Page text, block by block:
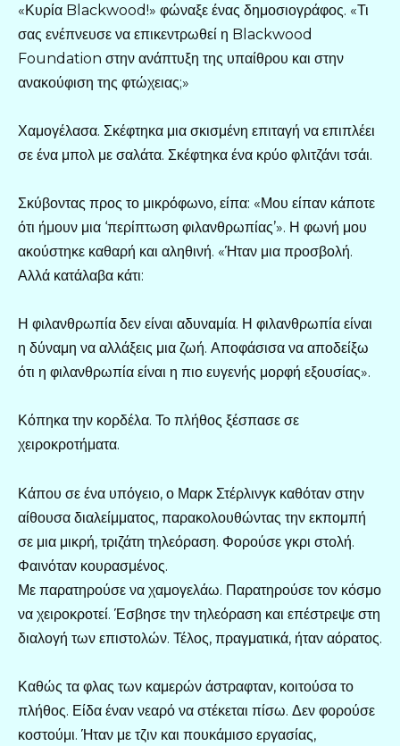
«Κυρία Blackwood!» φώναξε ένας δημοσιογράφος. «Τι
σας ενέπνευσε να επικεντρωθεί η Blackwood
Foundation στην ανάπτυξη της υπαίθρου και στην
ανακούφιση της φτώχειας;»
Χαμογέλασα. Σκέφτηκα μια σκισμένη επιταγή να επιπλέει
σε ένα μπολ με σαλάτα. Σκέφτηκα ένα κρύο φλιτζάνι τσάι.
Σκύβοντας προς το μικρόφωνο, είπα: «Μου είπαν κάποτε
ότι ήμουν μια ‘περίπτωση φιλανθρωπίας’». Η φωνή μου
ακούστηκε καθαρή και αληθινή. «Ήταν μια προσβολή.
Αλλά κατάλαβα κάτι:
Η φιλανθρωπία δεν είναι αδυναμία. Η φιλανθρωπία είναι
η δύναμη να αλλάξεις μια ζωή. Αποφάσισα να αποδείξω
ότι η φιλανθρωπία είναι η πιο ευγενής μορφή εξουσίας».
Κόπηκα την κορδέλα. Το πλήθος ξέσπασε σε
χειροκροτήματα.
Κάπου σε ένα υπόγειο, ο Μαρκ Στέρλινγκ καθόταν στην
αίθουσα διαλείμματος, παρακολουθώντας την εκπομπή
σε μια μικρή, τριζάτη τηλεόραση. Φορούσε γκρι στολή.
Φαινόταν κουρασμένος.
Με παρατηρούσε να χαμογελάω. Παρατηρούσε τον κόσμο
να χειροκροτεί. Έσβησε την τηλεόραση και επέστρεψε στη
διαλογή των επιστολών. Τέλος, πραγματικά, ήταν αόρατος.
Καθώς τα φλας των καμερών άστραφταν, κοιτούσα το
πλήθος. Είδα έναν νεαρό να στέκεται πίσω. Δεν φορούσε
κοστούμι. Ήταν με τζιν και πουκάμισο εργασίας,